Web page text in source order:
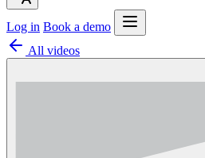
Log in Book a demo
All videos